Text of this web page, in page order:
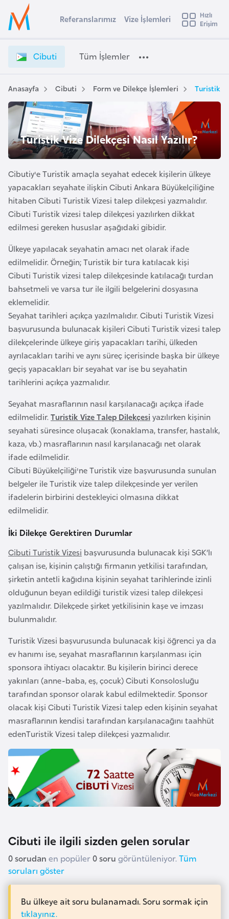
Ülke Seçimi
Başvuru yapmak istediğiniz ülkeyi seçin
Üye
Girişi
i
u
t
V
i
e
İ
ş
l
e
m
l
r
i
e
ş
i
Referanslarımız Vize İşlemleri
Hızlı
Erişim
Cibuti Tüm İşlemler
Anasayfa Cibuti Form ve Dilekçe İşlemleri Turistik
Turistik Vize Dilekçesi Nasıl Yazılır?
Cibutiy'e Turistik amaçla seyahat edecek kişilerin ülkeye
yapacakları seyahate ilişkin Cibuti Ankara Büyükelçiliğine
hitaben Cibuti Turistik Vizesi talep dilekçesi yazmalıdır.
Cibuti Turistik vizesi talep dilekçesi yazılırken dikkat
edilmesi gereken hususlar aşağıdaki gibidir.
Ülkeye yapılacak seyahatin amacı net olarak ifade
edilmelidir. Örneğin; Turistik bir tura katılacak kişi
Cibuti Turistik vizesi talep dilekçesinde katılacağı turdan
bahsetmeli ve varsa tur ile ilgili belgelerini dosyasına
eklemelidir.
Seyahat tarihleri açıkça yazılmalıdır. Cibuti Turistik Vizesi
başvurusunda bulunacak kişileri Cibuti Turistik vizesi talep
dilekçelerinde ülkeye giriş yapacakları tarihi, ülkeden
ayrılacakları tarihi ve aynı süreç içerisinde başka bir ülkeye
geçiş yapacakları bir seyahat var ise bu seyahatin
tarihlerini açıkça yazmalıdır.
Seyahat masraflarının nasıl karşılanacağı açıkça ifade
edilmelidir. Turistik Vize Talep Dilekçesi yazılırken kişinin
seyahati süresince oluşacak (konaklama, transfer, hastalık,
kaza, vb.) masraflarının nasıl karşılanacağı net olarak
ifade edilmelidir.
Cibuti Büyükelçiliği'ne Turistik vize başvurusunda sunulan
belgeler ile Turistik vize talep dilekçesinde yer verilen
ifadelerin birbirini destekleyici olmasına dikkat
edilmelidir.
İki Dilekçe Gerektiren Durumlar
Cibuti Turistik Vizesi başvurusunda bulunacak kişi SGK’lı
çalışan ise, kişinin çalıştığı firmanın yetkilisi tarafından,
şirketin antetli kağıdına kişinin seyahat tarihlerinde izinli
olduğunun beyan edildiği turistik vizesi talep dilekçesi
yazılmalıdır. Dilekçede şirket yetkilisinin kaşe ve imzası
bulunmalıdır.
Turistik Vizesi başvurusunda bulunacak kişi öğrenci ya da
ev hanımı ise, seyahat masraflarının karşılanması için
sponsora ihtiyacı olacaktır. Bu kişilerin birinci derece
yakınları (anne-baba, eş, çocuk) Cibuti Konsolosluğu
tarafından sponsor olarak kabul edilmektedir. Sponsor
olacak kişi Cibuti Turistik Vizesi talep eden kişinin seyahat
masraflarının kendisi tarafından karşılanacağını taahhüt
edenTuristik Vizesi talep dilekçesi yazmalıdır.
Cibuti ile ilgili sizden gelen sorular
0 sorudan en popüler0 soru görüntüleniyor. Tüm
soruları göster
Bu ülkeye ait soru bulanamadı. Soru sormak için
tıklayınız.
s
t
r
a
A
v
u
t
u
r
y
a
A
z
e
r
b
a
y
c
a
n
B
a
h
r
e
y
n
a
n
g
l
a
d
e
e
B
l
k
B
n